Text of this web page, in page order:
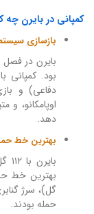
کمپانی در بایرن چه
بازسازی
دفاعی) و
دهد.
بهترین خط
حمله بودند.